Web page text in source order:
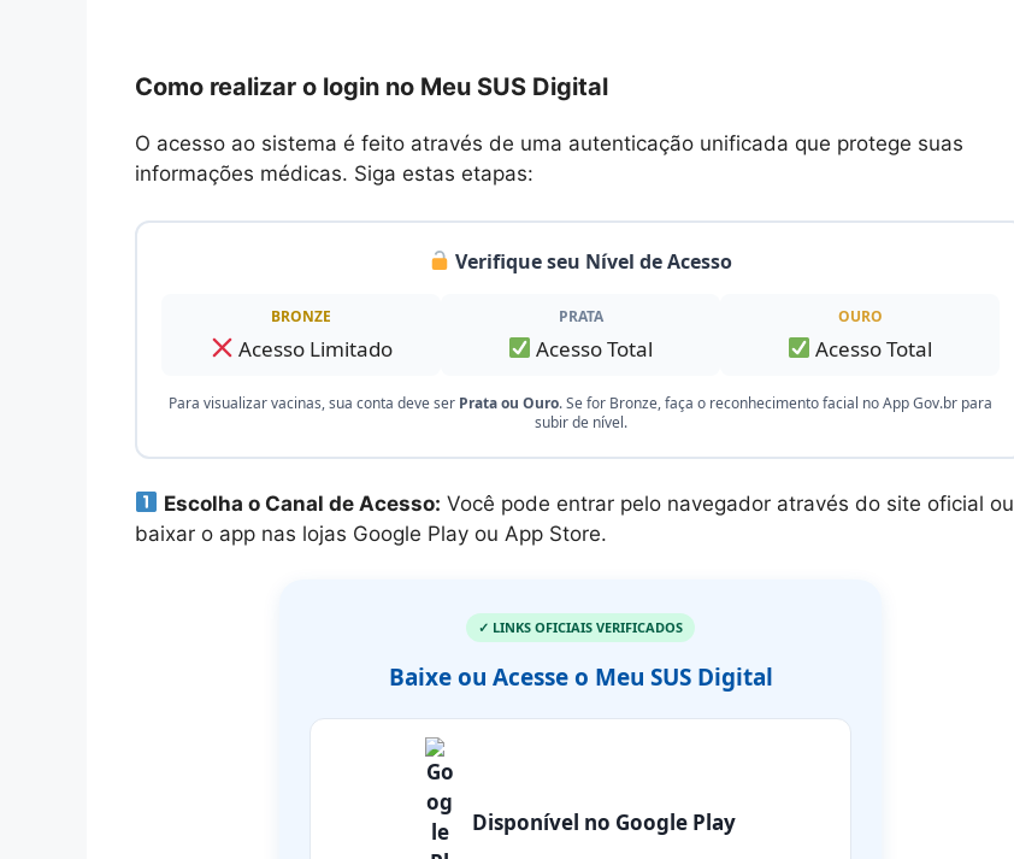
Como realizar o login no Meu SUS Digital
O acesso ao sistema é feito através de uma autenticação unificada que protege suas
informações médicas. Siga estas etapas:
Verifique seu Nível de Acesso
BRONZE
Acesso Limitado
PRATA
Acesso Total
OURO
Acesso Total
Para visualizar vacinas, sua conta deve ser Prata ou Ouro. Se for Bronze, faça o reconhecimento facial no App Gov.br para
subir de nível.
Escolha o Canal de Acesso: Você pode entrar pelo navegador através do site oficial ou
baixar o app nas lojas Google Play ou App Store.
✓ LINKS OFICIAIS VERIFICADOS
Baixe ou Acesse o Meu SUS Digital
Disponível no Google Play